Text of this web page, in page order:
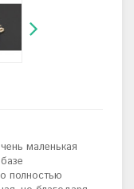
маленькая
полностью